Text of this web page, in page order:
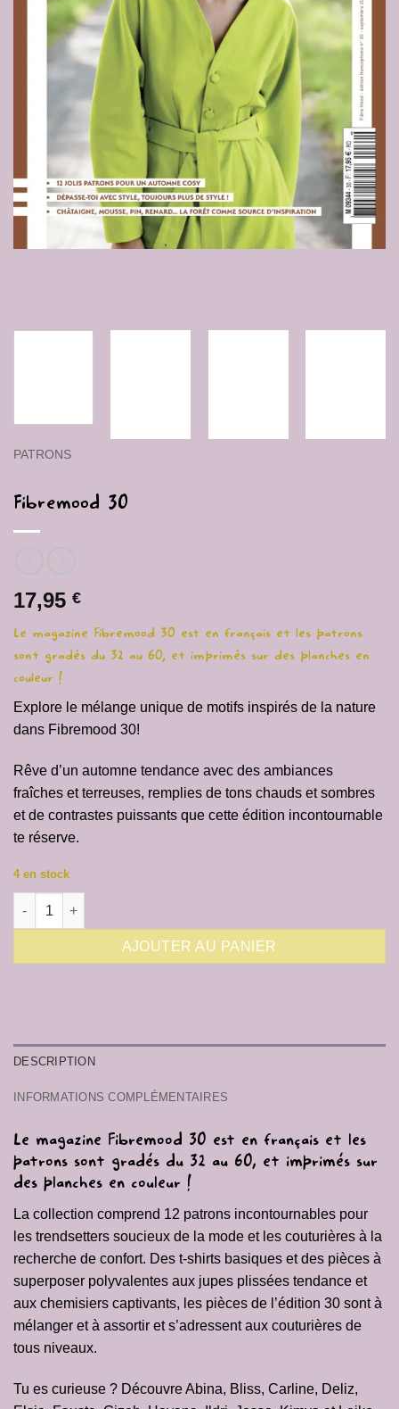
PATRONS
Fibremood 30
17,95 €
Le magazine Fibremood 30 est en français et les patrons
sont gradés du 32 au 60, et imprimés sur des planches en
couleur !
Explore le mélange unique de motifs inspirés de la nature
dans Fibremood 30!
Rêve d’un automne tendance avec des ambiances
fraîches et terreuses, remplies de tons chauds et sombres
et de contrastes puissants que cette édition incontournable
te réserve.
4 en stock
quantité de Fibremood 30
AJOUTER AU PANIER
DESCRIPTION
INFORMATIONS COMPLÉMENTAIRES
Le magazine Fibremood 30 est en français et les
patrons sont gradés du 32 au 60, et imprimés sur
des planches en couleur !
La collection comprend 12 patrons incontournables pour
les trendsetters soucieux de la mode et les couturières à la
recherche de confort. Des t-shirts basiques et des pièces à
superposer polyvalentes aux jupes plissées tendance et
aux chemisiers captivants, les pièces de l’édition 30 sont à
mélanger et à assortir et s’adressent aux couturières de
tous niveaux.
Tu es curieuse ? Découvre Abina, Bliss, Carline, Deliz,